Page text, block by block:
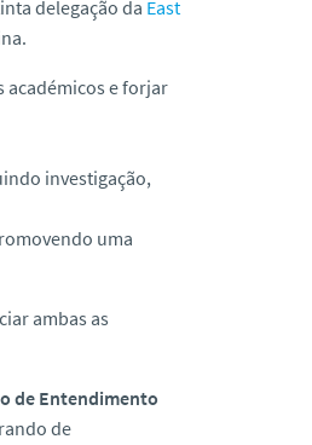
delegação da East
académicos e forjar
investigação,
uma
ambas as
de Entendimento
de